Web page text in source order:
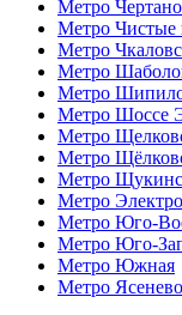
Метро
Метро Чистые
Метро
Метро
Метро
Метро Шоссе
Метро
Метро
Метро
Метро
Метро Юго-
Метро Юго-
Метро Южная
Метро Ясенево